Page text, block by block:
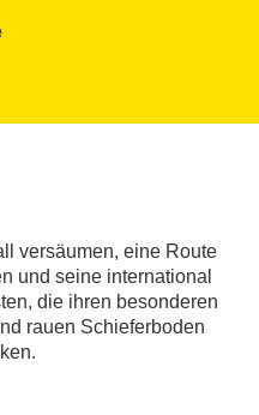
versäumen, eine Route
und seine international
die ihren besonderen
rauen Schieferboden